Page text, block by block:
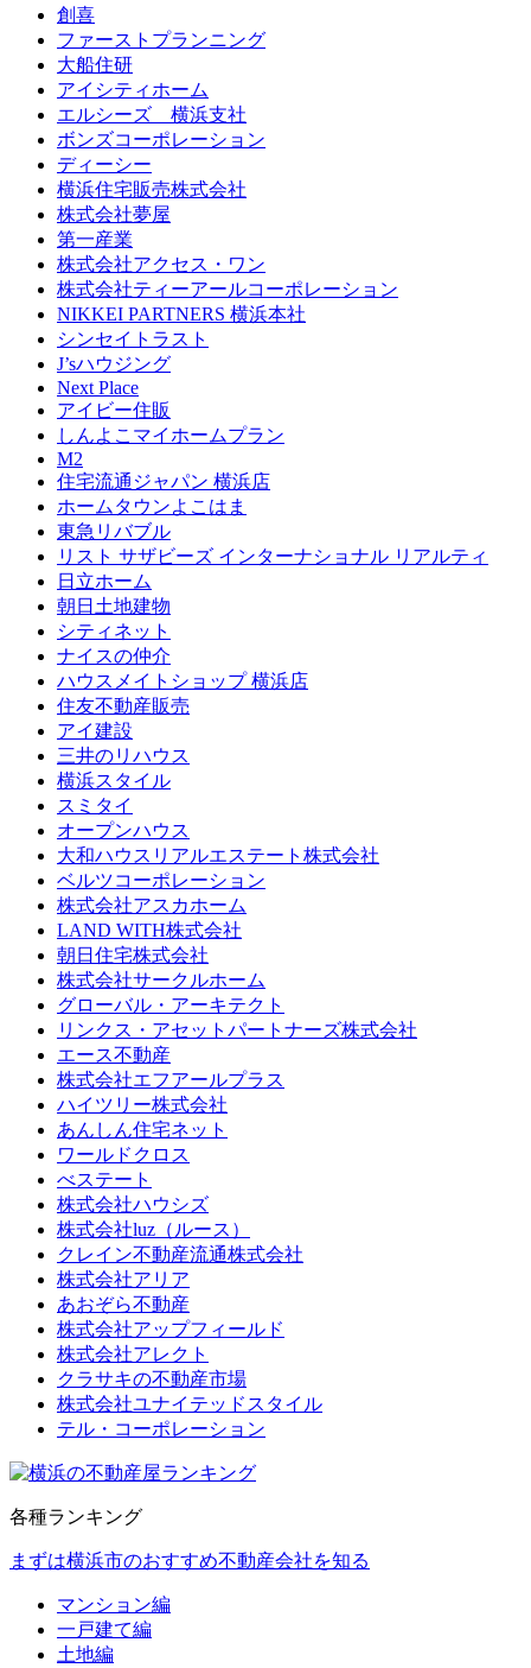
創喜
ファーストプランニング
大船住研
アイシティホーム
エルシーズ 横浜支社
ボンズコーポレーション
ディーシー
横浜住宅販売株式会社
株式会社夢屋
第一産業
株式会社アクセス・ワン
株式会社ティーアールコーポレーション
NIKKEI PARTNERS 横浜本社
シンセイトラスト
J’sハウジング
Next Place
アイビー住販
しんよこマイホームプラン
M2
住宅流通ジャパン 横浜店
ホームタウンよこはま
東急リバブル
リスト サザビーズ インターナショナル リアルティ
日立ホーム
朝日土地建物
シティネット
ナイスの仲介
ハウスメイトショップ 横浜店
住友不動産販売
アイ建設
三井のリハウス
横浜スタイル
スミタイ
オープンハウス
大和ハウスリアルエステート株式会社
ベルツコーポレーション
株式会社アスカホーム
LAND WITH株式会社
朝日住宅株式会社
株式会社サークルホーム
グローバル・アーキテクト
リンクス・アセットパートナーズ株式会社
エース不動産
株式会社エフアールプラス
ハイツリー株式会社
あんしん住宅ネット
ワールドクロス
べステート
株式会社ハウシズ
株式会社luz（ルース）
クレイン不動産流通株式会社
株式会社アリア
あおぞら不動産
株式会社アップフィールド
株式会社アレクト
クラサキの不動産市場
株式会社ユナイテッドスタイル
テル・コーポレーション
各種ランキング
まずは横浜市のおすすめ不動産会社を知る
マンション編
一戸建て編
土地編